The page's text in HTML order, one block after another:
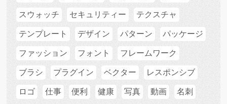
スウォッチ セキュリティー テクスチャ
テンプレート デザイン パターン パッケージ
ファッション フォント フレームワーク
ブラシ プラグイン ベクター レスポンシブ
ロゴ 仕事 便利 健康 写真 動画 名刺